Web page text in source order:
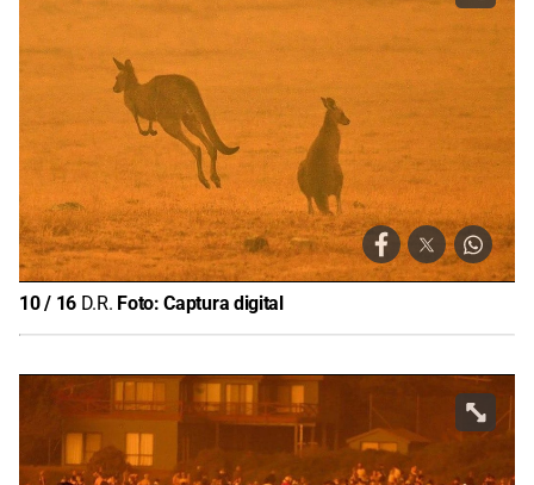
10/ 16 D.R. Foto:Captura digital